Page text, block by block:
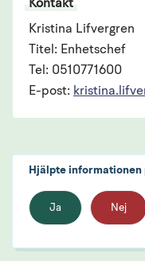
Kontakt
Kristina Lifvergren
Titel: Enhetschef
Tel: 0510771600
E-post:
Hjälpte informationen
Ja Nej